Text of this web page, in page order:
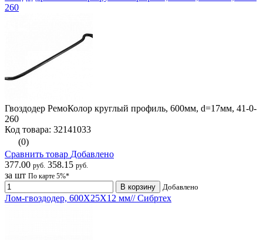
260
Гвоздодер РемоКолор круглый профиль, 600мм, d=17мм, 41-0-
260
Код товара: 32141033
(0)
Сравнить товар Добавлено
377.00 руб. 358.15 руб.
за шт По карте 5%*
В корзину Добавлено
Лом-гвоздодер, 600X25X12 мм// Сибртех